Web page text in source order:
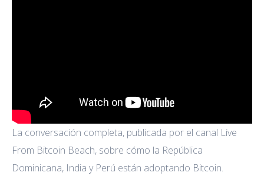
La conversación completa, publicada por el canal Live
From Bitcoin Beach, sobre cómo la República
Dominicana, India y Perú están adoptando Bitcoin.